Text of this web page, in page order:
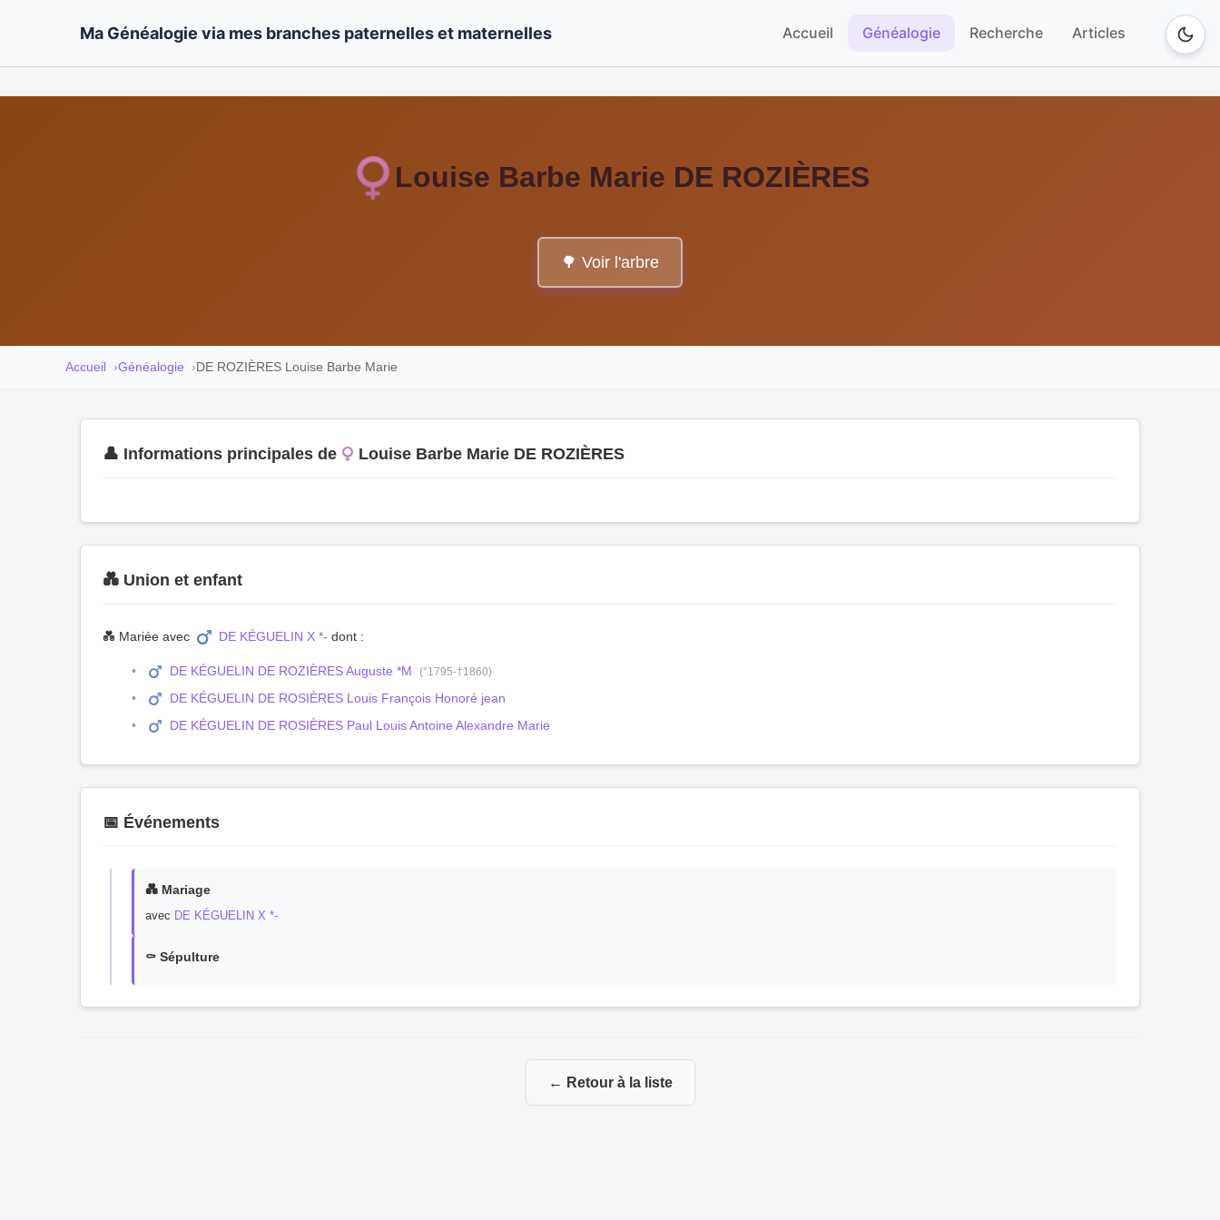
Ma Généalogie via mes branches paternelles et maternelles Accueil Généalogie Recherche Articles
Louise Barbe Marie DE ROZIÈRES
🌳 Voir l'arbre
Accueil Généalogie DE ROZIÈRES Louise Barbe Marie
👤 Informations principales de Louise Barbe Marie DE ROZIÈRES
💑 Union et enfant
💑 Mariée avec DE KÉGUELIN X *- dont :
DE KÉGUELIN DE ROZIÈRES Auguste *M (°1795-†1860)
DE KÉGUELIN DE ROSIÈRES Louis François Honoré jean
DE KÉGUELIN DE ROSIÈRES Paul Louis Antoine Alexandre Marie
📅 Événements
💑 Mariage
avec DE KÉGUELIN X *-
⚰️ Sépulture
← Retour à la liste